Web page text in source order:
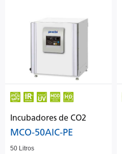
Incubadores de CO2
MCO-50AIC-PE
50 Litros